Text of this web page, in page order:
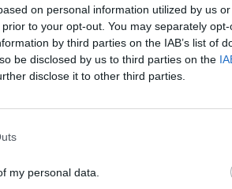
on personal information utilized by us
to your opt-out. You may separately
by third parties on the IAB’s list of
be disclosed by us to third parties on the
disclose it to other third parties.
my personal data.
Del artikel